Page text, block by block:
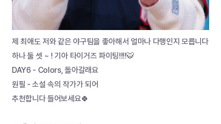
제 최애도 저와 같은 야구팀을 좋아해서 얼마나 다행인지 모릅니다
하나 둘 셋 ~ ! 기아 타이거즈 파이팅!!!!🐯
DAY6 - Colors, 돌아갈래요
원필 - 소설 속의 작가가 되어
추천합니다 들어보세요🍀